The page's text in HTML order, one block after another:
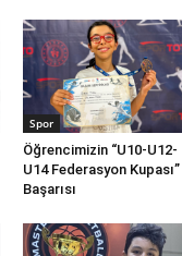
Spor
Öğrencimizin “U10-U12-
U14 Federasyon Kupası”
Başarısı